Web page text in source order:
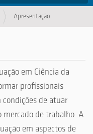
Apresentação
em Ciência da
profissionais
de atuar
mercado de trabalho. A
em aspectos de